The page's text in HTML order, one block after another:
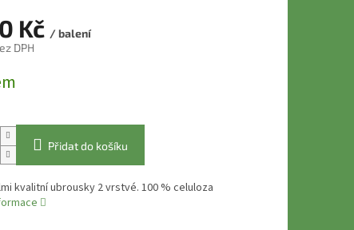
Kč / balení
DPH
Přidat do košíku
kvalitní ubrousky 2 vrstvé. 100 % celuloza